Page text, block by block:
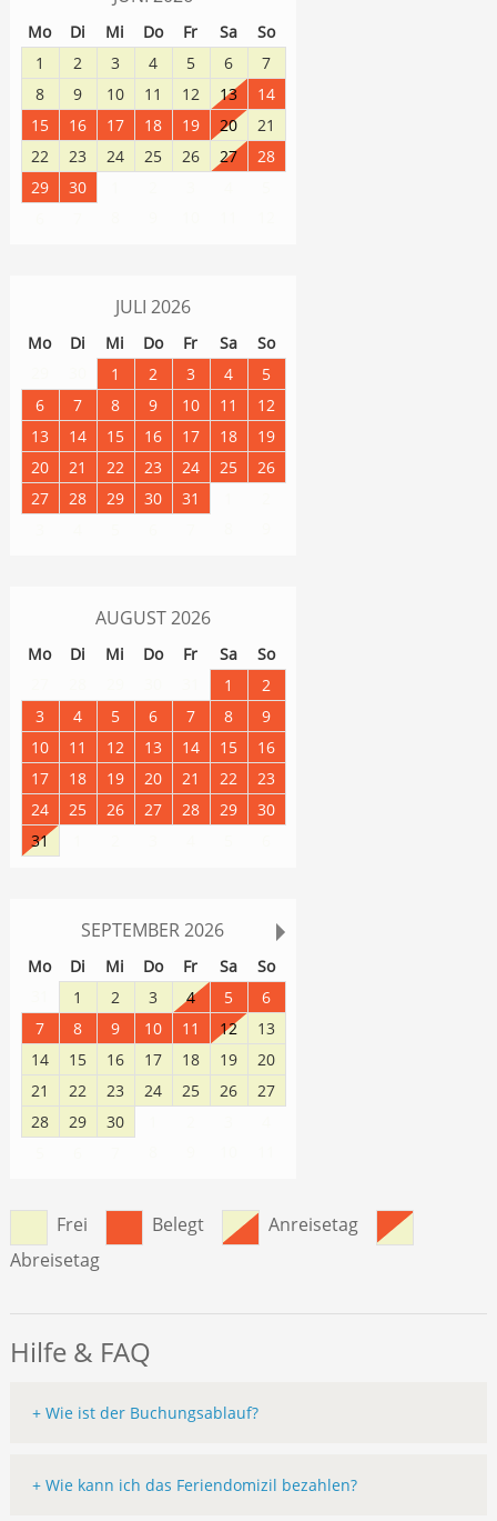
Mo Di Mi Do Fr Sa
So
1
2 3 4 5 6
7
8
9 10 11 12 13
14
15
16 17 18 19 20
21
22
23 24 25 26 27
28
29
30
JULI 2026
Mo Di Mi Do Fr Sa
So
1 2 3 4
5
6
7 8 9 10 11
12
13
14 15 16 17 18
19
20
21 22 23 24 25
26
27
28 29 30 31
AUGUST2026
Mo Di Mi Do Fr Sa
So
1
2
3
4 5 6 7 8
9
10
11 12 13 14 15
16
17
18 19 20 21 22
23
24
25 26 27 28 29
30
31
SEPTEMBER 2026
Mo Di Mi Do Fr Sa
So
1 2 3 4 5
6
7
8 9 10 11 12
13
14
15 16 17 18 19
20
21
22 23 24 25 26
27
28
29 30
Frei Belegt
Anreisetag
Abreisetag
Hilfe & FAQ
+ Wie ist der Buchungsablauf?
+ Wie kann ich das Feriendomizil bezahlen?